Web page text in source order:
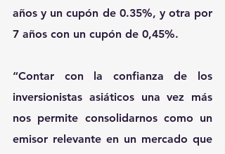
años y un cupón de 0.35%, y otra por
7 años con un cupón de 0,45%.
“Contar con la confianza de los
inversionistas asiáticos una vez más
nos permite consolidarnos como un
emisor relevante en un mercado que